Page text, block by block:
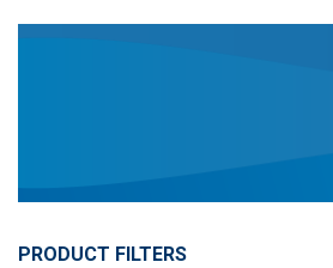
PRODUCT FILTERS